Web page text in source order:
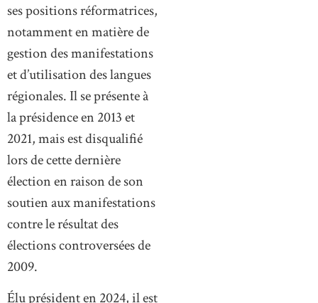
ses positions réformatrices,
notamment en matière de
gestion des manifestations
et d’utilisation des langues
régionales. Il se présente à
la présidence en 2013 et
2021, mais est disqualifié
lors de cette dernière
élection en raison de son
soutien aux manifestations
contre le résultat des
élections controversées de
2009.
Élu président en 2024, il est